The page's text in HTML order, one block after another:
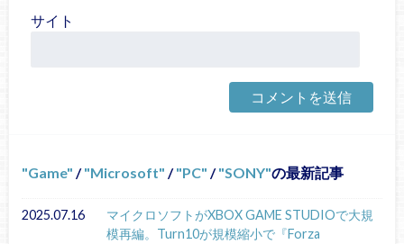
サイト
Game / Microsoft / PC / SONY の最新記事
2025.07.16
マイクロソフトがXBOX GAME STUDIOで大規
模再編。Turn10が規模縮小で『Forza